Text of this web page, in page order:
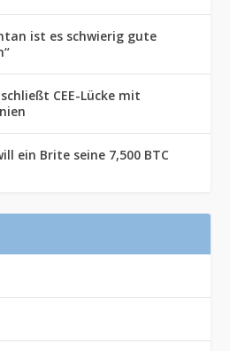
ist es schwierig gute
CEE-Lücke mit
ein Brite seine 7,500 BTC